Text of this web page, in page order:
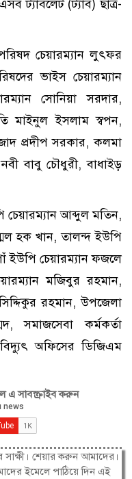
ট্যাবলেট (ট্যাব) ছাত্র-
চেয়ারম্যান লুৎফর
ভাইস চেয়ারম্যান
সোনিয়া সরদার,
মাইনুল ইসলাম স্বপন,
প্রদীপ সরকার, কলমা
বাবু চৌধুরী, বাধাইড়
আব্দুল মতিন,
হক খান, তালন্দ ইউপি
ইউপি চেয়ারম্যান ফজলে
মজিবুর রহমান,
রহমান, উপজেলা
সমাজসেবা কর্মকর্তা
অফিসের ডিজিএম
এ সাবস্ক্রাইব করুন
সাক্ষী। শেয়ার করুন আমাদের।
ইমেলে পাঠিয়ে দিন এই